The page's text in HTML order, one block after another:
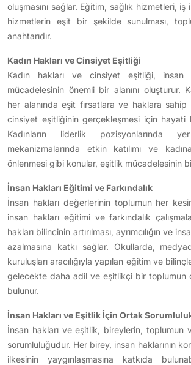
oluşmasını sağlar. Eğitim, sağlık hizmetleri, iş
hizmetlerin eşit bir şekilde sunulması,
anahtarıdır.
Kadın Hakları ve Cinsiyet Eşitliği
Kadın hakları ve cinsiyet eşitliği, insan
mücadelesinin önemli bir alanını oluşturur.
her alanında eşit fırsatlara ve haklara sahip
cinsiyet eşitliğinin gerçekleşmesi için hayati
Kadınların liderlik pozisyonlarında
mekanizmalarında etkin katılımı ve
önlenmesi gibi konular, eşitlik mücadelesinin
İnsan Hakları Eğitimi ve Farkındalık
İnsan hakları değerlerinin toplumun her
insan hakları eğitimi ve farkındalık
hakları bilincinin artırılması, ayrımcılığın ve
azalmasına katkı sağlar. Okullarda,
kuruluşları aracılığıyla yapılan eğitim ve
gelecekte daha adil ve eşitlikçi bir toplumun
bulunur.
İnsan Hakları ve Eşitlik İçin Ortak
İnsan hakları ve eşitlik, bireylerin, toplumun
sorumluluğudur. Her birey, insan haklarının
ilkesinin yaygınlaşmasına katkıda